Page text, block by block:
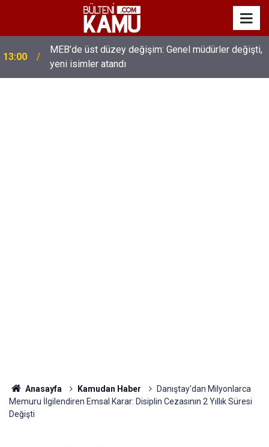
13:00
MEB’de üst düzey değişim: Genel müdürler değişti,
yeni isimler atandı
Anasayfa Kamudan Haber
Danıştay'dan Milyonlarca
Memuru İlgilendiren Emsal Karar: Disiplin Cezasının 2 Yıllık Süresi
Değişti